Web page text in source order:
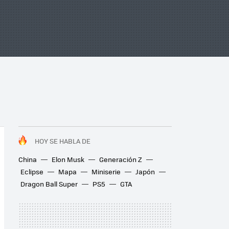
HOY SE HABLA DE
China
Elon Musk
Generación Z
Eclipse
Mapa Miniserie
Japón
Dragon Ball Super
PS5 GTA